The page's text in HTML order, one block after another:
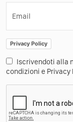
Email
Privacy Policy
Iscrivendoti alla
condizioni e Privacy